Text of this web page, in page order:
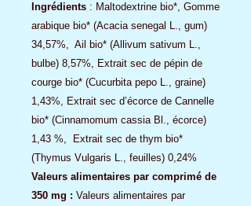
Ingrédients : Maltodextrine bio*, Gomme
arabique bio* (Acacia senegal L., gum)
34,57%, Ail bio* (Allivum sativum L.,
bulbe) 8,57%, Extrait sec de pépin de
courge bio* (Cucurbita pepo L., graine)
1,43%, Extrait sec d’écorce de Cannelle
bio* (Cinnamomum cassia Bl., écorce)
1,43 %, Extrait sec de thym bio*
(Thymus Vulgaris L., feuilles) 0,24%
Valeurs alimentaires par comprimé de
350 mg : Valeurs alimentaires par